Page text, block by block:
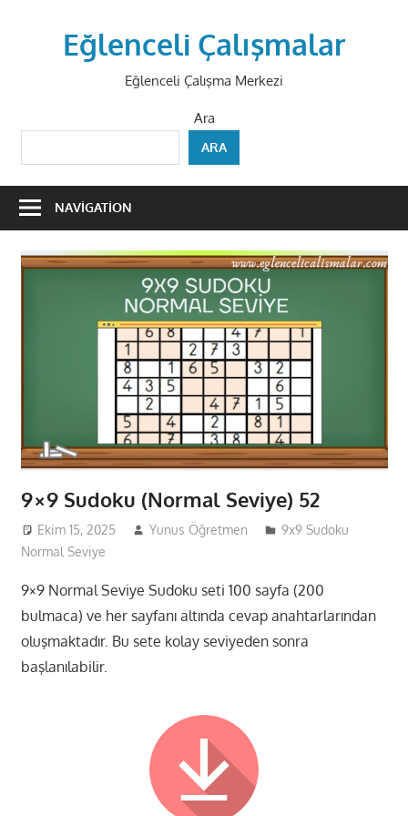
Eğlenceli Çalışmalar
Eğlenceli Çalışma Merkezi
Ara
ARA
NAVIGATION
9×9 Sudoku (Normal Seviye) 52
Ekim 15, 2025 Yunus Öğretmen
9x9 Sudoku
Normal Seviye
9×9 Normal Seviye Sudoku seti 100 sayfa (200
bulmaca) ve her sayfanı altında cevap anahtarlarından
oluşmaktadır. Bu sete kolay seviyeden sonra
başlanılabilir.